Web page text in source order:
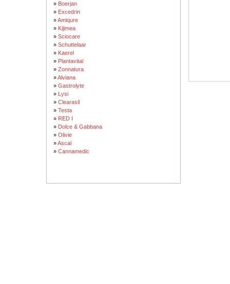
» Boerjan
» Excedrin
»Amiqure
» Kijimea
» Sciocare
» Schuttelaar
» Kaerel
» Plantavital
» Zonnatura
»Alviana
» Gastrolyte
» Lysi
» Clearasil
» Testa
» RED I
» Dolce & Gabbana
» Olivie
»Ascal
» Cannamedic